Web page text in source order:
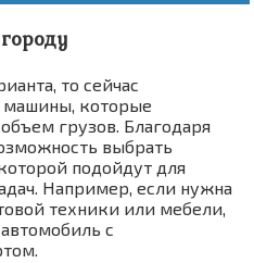
то сейчас
машины, которые
грузов. Благодаря
выбрать
подойдут для
Например, если нужна
техники или мебели,
с